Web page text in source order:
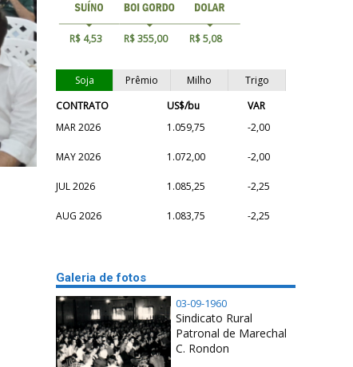
R$ 4,53 R$ 355,00 R$ 5,08
Soja Prêmio Milho
Trigo
CONTRATO
US$/bu
VAR
MAR 2026
1.059,75 -2,00
MAY 2026 1.072,00 -2,00
JUL 2026 1.085,25 -2,25
AUG 2026 1.083,75 -2,25
Galeria de fotos
03-09-1960
Sindicato Rural
Patronal de Marechal
C. Rondon